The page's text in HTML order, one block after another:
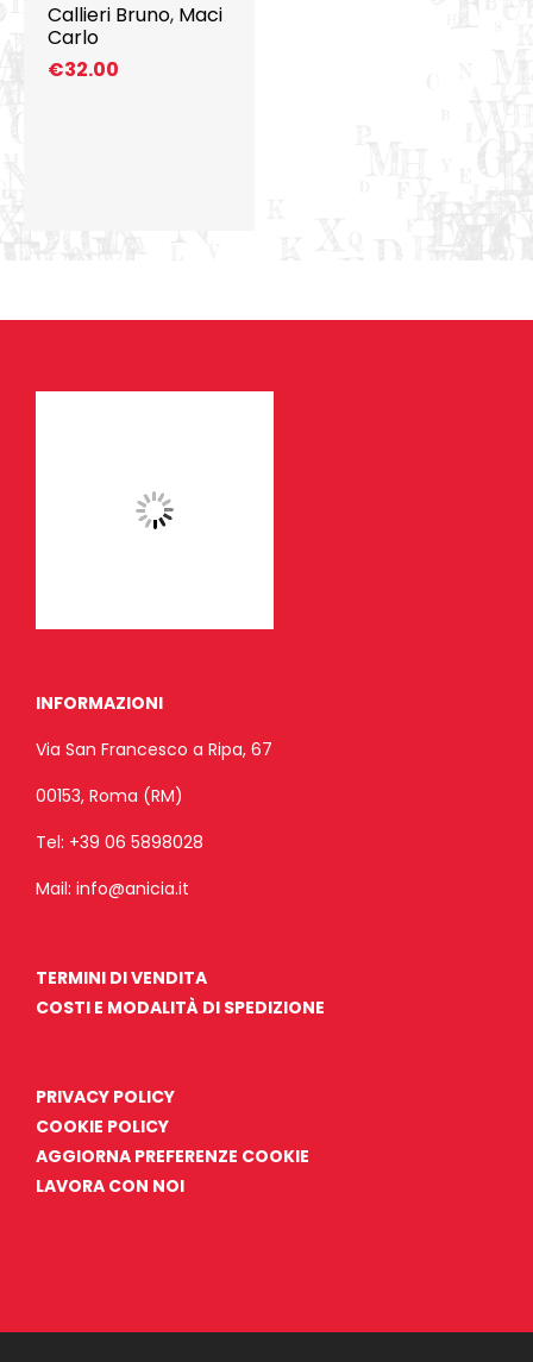
Callieri Bruno, Maci
Carlo
€32.00
INFORMAZIONI
Via San Francesco a Ripa, 67
00153, Roma (RM)
Tel: +39 06 5898028
Mail: info@anicia.it
TERMINI DI VENDITA
COSTI E MODALITÀ DI SPEDIZIONE
PRIVACY POLICY
COOKIE POLICY
AGGIORNA PREFERENZE COOKIE
LAVORA CON NOI